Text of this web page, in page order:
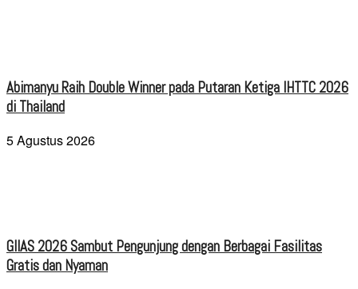
Abimanyu Raih Double Winner pada Putaran Ketiga IHTTC 2026
di Thailand
5 Agustus 2026
GIIAS 2026 Sambut Pengunjung dengan Berbagai Fasilitas
Gratis dan Nyaman